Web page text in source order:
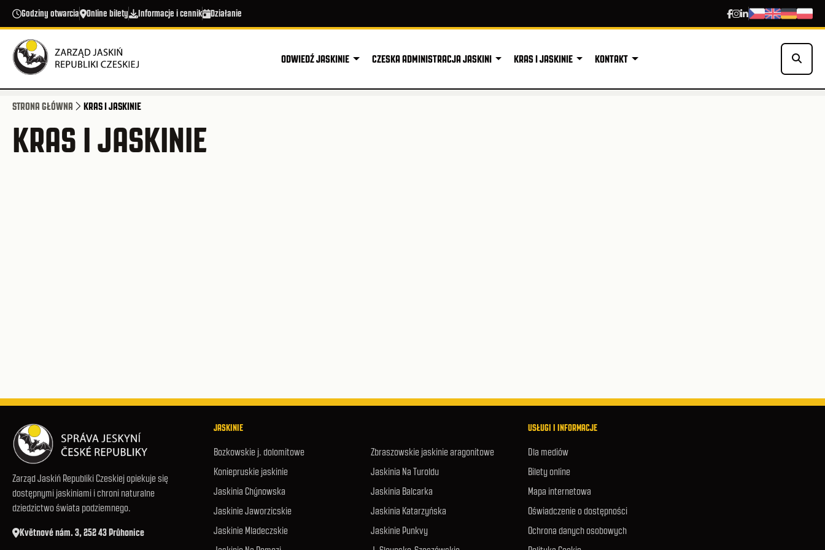
Przejdź do treści
Godziny otwarcia Online bilety Informacje i cennik Działanie
ODWIEDŹ JASKINIE CZESKA ADMINISTRACJA JASKINI KRAS I JASKINIE KONTAKT
STRONA GŁÓWNA KRAS I JASKINIE
KRAS I JASKINIE
Zarząd Jaskiń Republiki Czeskiej opiekuje się
dostępnymi jaskiniami i chroni naturalne
dziedzictwo świata podziemnego.
Květnové nám. 3, 252 43 Průhonice
JASKINIE
Bozkowskie j. dolomitowe
Koniepruskie jaskinie
Jaskinia Chýnowska
Jaskinie Jaworzicskie
Jaskinie Mladeczskie
Zbraszowskie jaskinie aragonitowe
Jaskinia Na Turoldu
Jaskinia Balcarka
Jaskinia Katarzyńska
Jaskinie Punkvy
USŁUGI I INFORMACJE
Dla mediów
Bilety online
Mapa internetowa
Oświadczenie o dostępności
Ochrona danych osobowych